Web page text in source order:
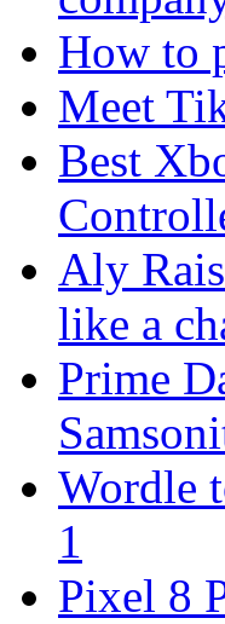
How to
Meet
Best
Aly
like a
Prime
Wordle
1
Pixel 8